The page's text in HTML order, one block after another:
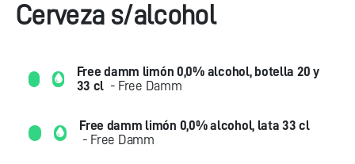
Cerveza s/alcohol
Free damm limón 0,0% alcohol, botella 20 y
33 cl - Free Damm
Free damm limón 0,0% alcohol, lata 33 cl
- Free Damm